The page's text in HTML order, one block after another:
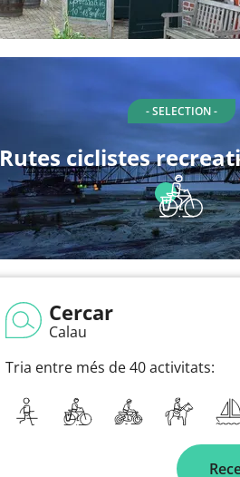
- SELECTION -
Rutes ciclistes
Cercar
Calau
Tria entre més de 40 activitats: